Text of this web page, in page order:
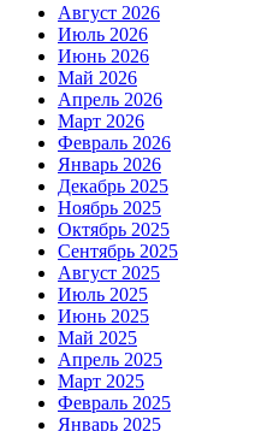
Август 2026
Июль 2026
Июнь 2026
Май 2026
Апрель 2026
Март 2026
Февраль 2026
Январь 2026
Декабрь 2025
Ноябрь 2025
Октябрь 2025
Сентябрь 2025
Август 2025
Июль 2025
Июнь 2025
Май 2025
Апрель 2025
Март 2025
Февраль 2025
Январь 2025